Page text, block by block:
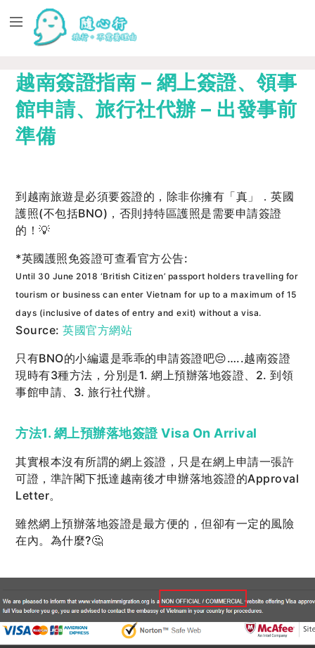
越南簽證指南 – 網上簽證、領事
館申請、旅行社代辦 – 出發事前
準備
到越南旅遊是必須要簽證的，除非你擁有「真」．英國
護照(不包括BNO)，否則持特區護照是需要申請簽證
的！💡
*英國護照免簽證可查看官方公告:
Until 30 June 2018 ‘British Citizen’ passport holders travelling for
tourism or business can enter Vietnam for up to a maximum of 15
days (inclusive of dates of entry and exit) without a visa.
Source:英國官方網站
只有BNO的小編還是乖乖的申請簽證吧😔…..越南簽證
現時有3種方法，分別是1. 網上預辦落地簽證、2. 到領
事館申請、3. 旅行社代辦。
方法1. 網上預辦落地簽證 Visa On Arrival
其實根本沒有所謂的網上簽證，只是在網上申請一張許
可證，準許閣下抵達越南後才申辦落地簽證的Approval
Letter。
雖然網上預辦落地簽證是最方便的，但卻有一定的風險
在內。為什麼?🤔